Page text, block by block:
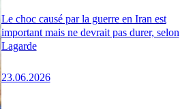
Le choc causé par la guerre en Iran est
important mais ne devrait pas durer, selon
Lagarde
23.06.2026